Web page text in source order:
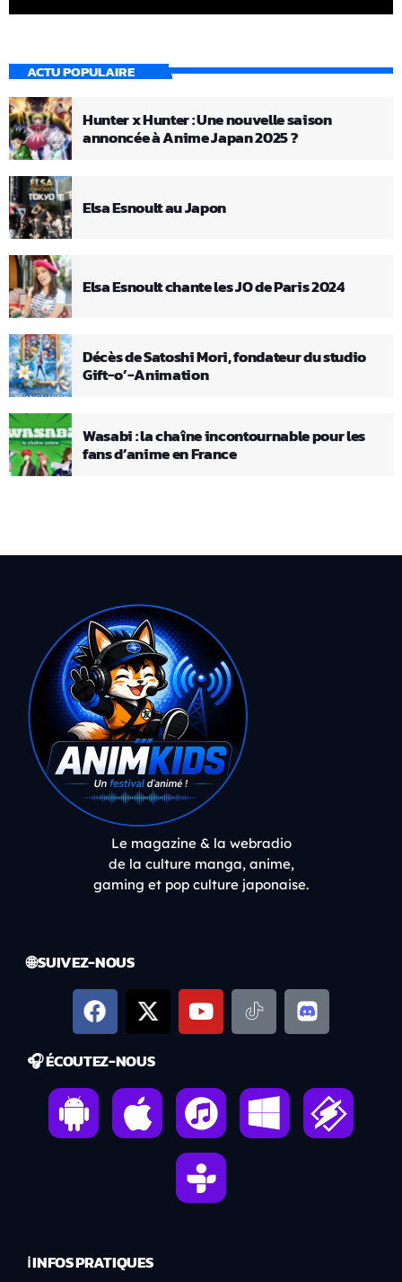
ACTU POPULAIRE
Hunter x Hunter : Une nouvelle saison
annoncée à Anime Japan 2025 ?
Elsa Esnoult au Japon
Elsa Esnoult chante les JO de Paris 2024
Décès de Satoshi Mori, fondateur du studio
Gift-o’-Animation
Wasabi : la chaîne incontournable pour les
fans d’anime en France
Le magazine & la webradio
de la culture manga, anime,
gaming et pop culture japonaise.
🌐 SUIVEZ-NOUS
🎧 ÉCOUTEZ-NOUS
ℹ️ INFOS PRATIQUES